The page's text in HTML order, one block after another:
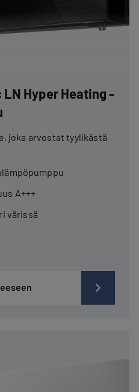
Hyper Heating -
joka arvostat tyylikästä
A+++
värissä